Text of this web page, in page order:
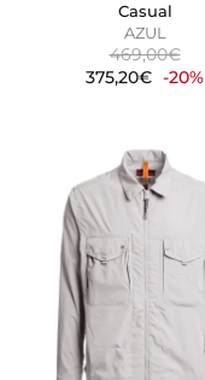
Casual
AZUL
469,00€
375,20€ -20%